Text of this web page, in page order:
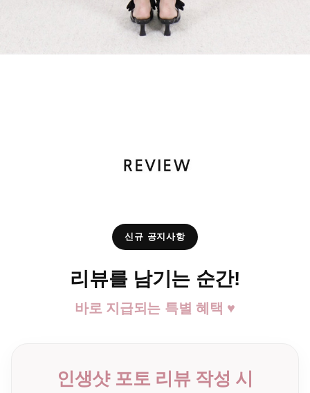
신규 공지사항
리뷰를 남기는 순간!
바로 지급되는 특별 혜택 ♥
인생샷 포토 리뷰 작성 시